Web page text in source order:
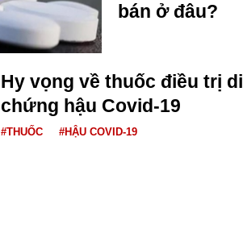
bán ở đâu?
Hy vọng về thuốc điều trị di
chứng hậu Covid-19
#THUỐC #HẬU COVID-19